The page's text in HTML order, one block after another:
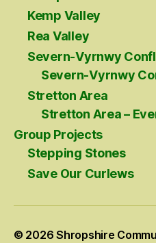
Kemp Valley
Rea Valley
Severn-Vyrnwy
Severn-Vyrnwy
Stretton Area
Stretton Area –
Group Projects
Stepping Stones
Save Our Curlews
© 2026Shropshire